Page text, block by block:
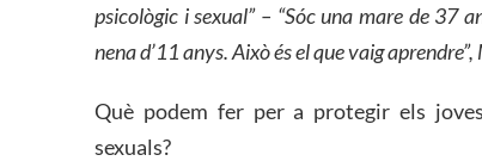
psicològic i sexual” – “Sóc una mare de 37
nena d’11 anys. Això és el que vaig
Què podem fer per a protegir els
sexuals?